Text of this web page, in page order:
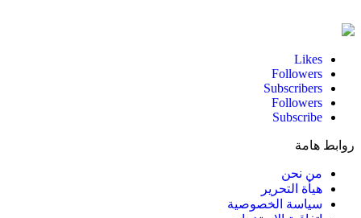
Likes
Followers
Subscribers
Followers
Subscribe
روابط هامة
من نحن
هيأة التحرير
سياسة الخصوصية